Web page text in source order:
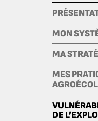
MON
MA
MES
DE